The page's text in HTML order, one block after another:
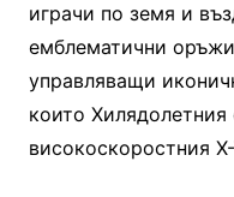
играчи по земя и
емблематични
управляващи
които
високоскоростния